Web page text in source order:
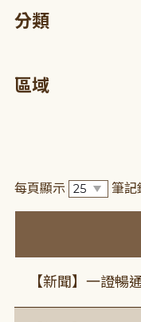
分類
區域
每頁顯示 筆記
【新聞】一證暢